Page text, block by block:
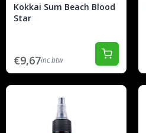
Kokkai Sum Beach Blood
Star
€9,67inc btw